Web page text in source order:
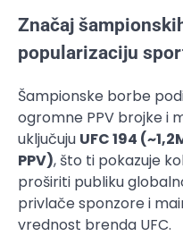
Značaj
popularizaciju
Šampionske borbe
ogromne PPV brojke i
uključuju UFC 194
PPV), što ti pokazuje
proširiti publiku
privlače sponzore i
vrednost brenda UFC.